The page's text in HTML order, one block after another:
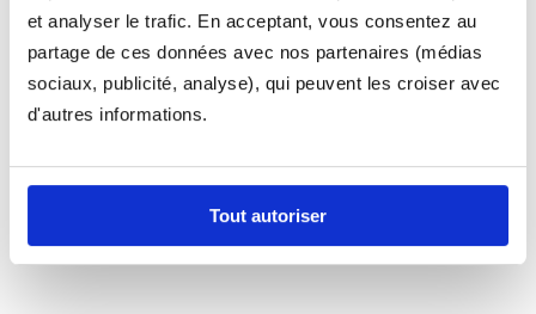
et analyser le trafic. En acceptant, vous consentez au
partage de ces données avec nos partenaires (médias
sociaux, publicité, analyse), qui peuvent les croiser avec
d'autres informations.
Tout autoriser